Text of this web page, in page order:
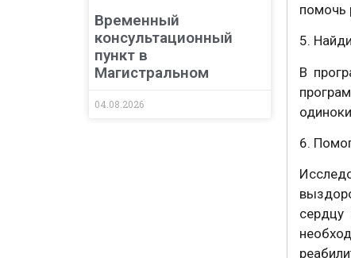
Временный
консультационный
пункт в
Магистральном
04.08.2026
помочь
5.
В
6.